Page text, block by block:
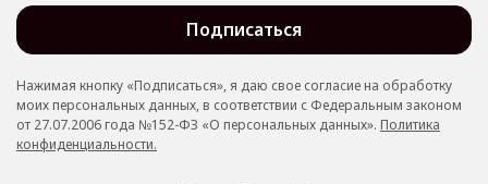
Подписаться
Нажимая кнопку «Подписаться», я даю свое согласие на обработку
моих персональных данных, в соответствии с Федеральным законом
от 27.07.2006 года №152-ФЗ «О персональных данных». Политика
конфиденциальности.